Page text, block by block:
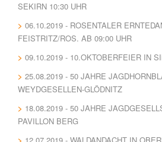
SEKIRN 10:30 UHR
06.10.2019 - ROSENTALER
FEISTRITZ/ROS. AB 09:00 UHR
09.10.2019 - 10.OKTOBERFEIER IN
25.08.2019 - 50 JAHRE
WEYDGESELLEN-GLÖDNITZ
18.08.2019 - 50 JAHRE
PAVILLON BERG